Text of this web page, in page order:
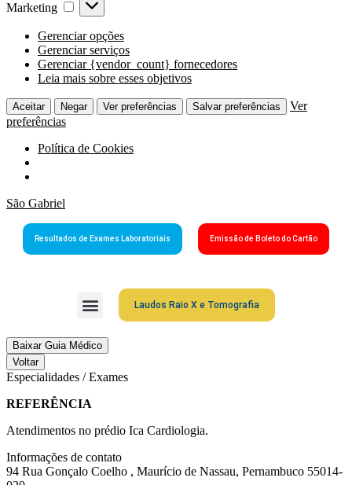
Marketing
Gerenciar opções
Gerenciar serviços
Gerenciar {vendor_count} fornecedores
Leia mais sobre esses objetivos
Aceitar Negar Ver preferências Salvar preferências
Ver
preferências
Política de Cookies
São Gabriel
Resultados de Exames Laboratoriais Emissão de Boleto do Cartão
Laudos Raio X e Tomografia
Baixar Guia Médico
Voltar
Especialidades / Exames
REFERÊNCIA
Atendimentos no prédio Ica Cardiologia.
Informações de contato
94 Rua Gonçalo Coelho , Maurício de Nassau, Pernambuco 55014-